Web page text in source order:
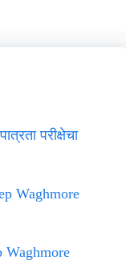
परीक्षेचा
Waghmore
Waghmore